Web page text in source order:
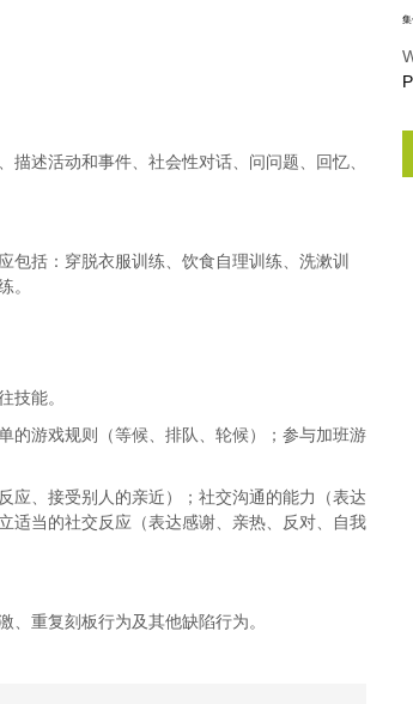
述活动和事件、社会性对话、问问题、回忆、
包括：穿脱衣服训练、饮食自理训练、洗漱训
。
技能。
的游戏规则（等候、排队、轮候）；参与加班游
应、接受别人的亲近）；社交沟通的能力（表达
适当的社交反应（表达感谢、亲热、反对、自我
重复刻板行为及其他缺陷行为。
集